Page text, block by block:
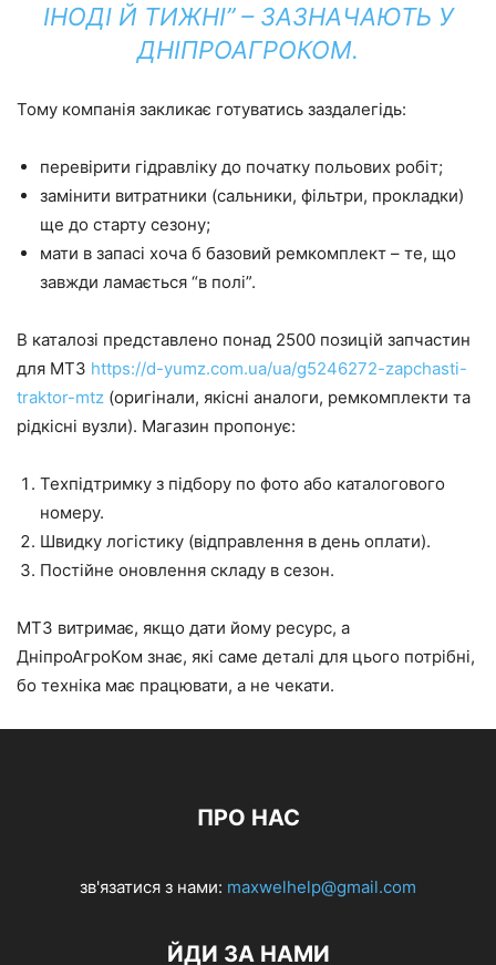
ІНОДІ Й ТИЖНІ” – ЗАЗНАЧАЮТЬ У
ДНІПРОАГРОКОМ.
Тому компанія закликає готуватись заздалегідь:
перевірити гідравліку до початку польових робіт;
замінити витратники (сальники, фільтри, прокладки)
ще до старту сезону;
мати в запасі хоча б базовий ремкомплект – те, що
завжди ламається “в полі”.
В каталозі представлено понад 2500 позицій запчастин
для МТЗ https://d-yumz.com.ua/ua/g5246272-zapchasti-
traktor-mtz (оригінали, якісні аналоги, ремкомплекти та
рідкісні вузли). Магазин пропонує:
Техпідтримку з підбору по фото або каталогового
номеру.
Швидку логістику (відправлення в день оплати).
Постійне оновлення складу в сезон.
МТЗ витримає, якщо дати йому ресурс, а
ДніпроАгроКом знає, які саме деталі для цього потрібні,
бо техніка має працювати, а не чекати.
ПРО НАС
зв'язатися з нами: maxwelhelp@gmail.com
ЙДИ ЗА НАМИ